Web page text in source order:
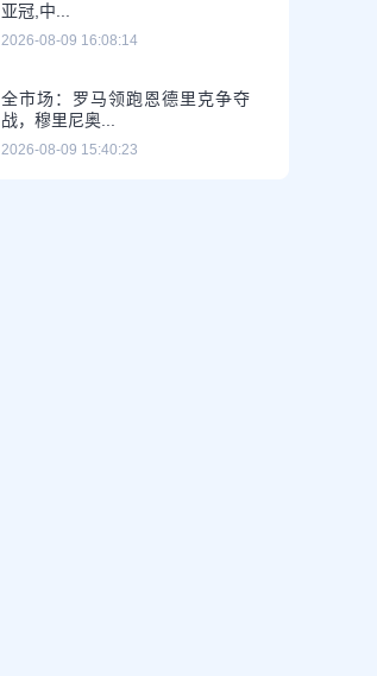
亚冠,中...
2026-08-09 16:08:14
全市场：罗马领跑恩德里克争夺
战，穆里尼奥...
2026-08-09 15:40:23